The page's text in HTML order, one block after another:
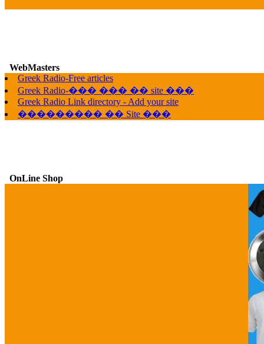
WebMasters
Greek Radio-Free articles
Greek Radio-��� ��� �� site ���
Greek Radio Link directory - Add your site
��������� �� Site ���
OnLine Shop